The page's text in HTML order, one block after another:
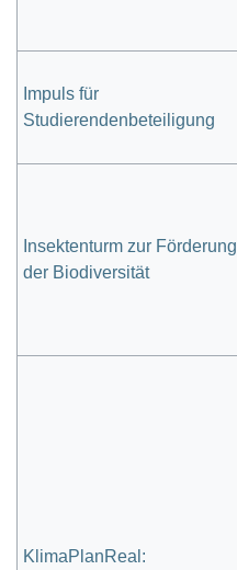
Impuls für
Studierendenbeteiligung
Insektenturm zur Förderung
der Biodiversität
KlimaPlanReal: